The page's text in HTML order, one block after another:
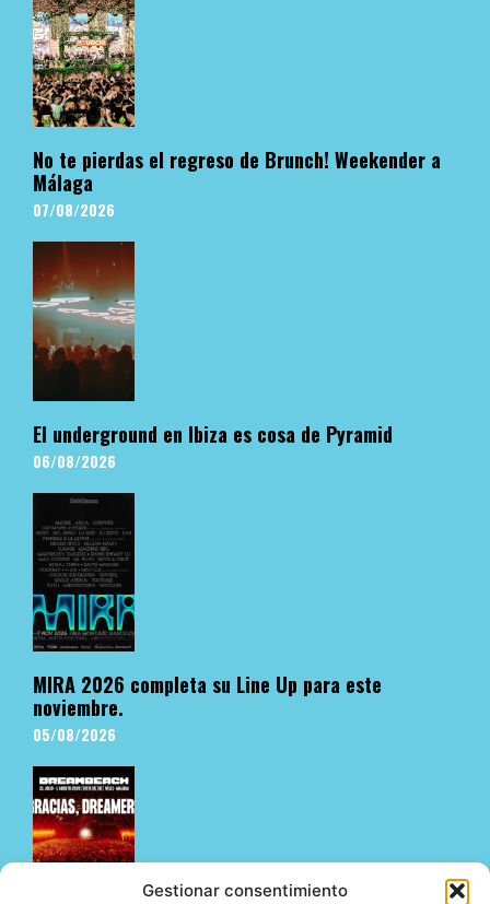
Gestionar consentimiento
No te pierdas el regreso de Brunch! Weekender a
Málaga
07/08/2026
El underground en Ibiza es cosa de Pyramid
06/08/2026
MIRA 2026 completa su Line Up para este
noviembre.
05/08/2026